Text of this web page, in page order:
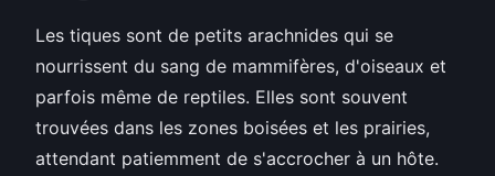
Les tiques sont de petits arachnides qui se
nourrissent du sang de mammifères, d'oiseaux et
parfois même de reptiles. Elles sont souvent
trouvées dans les zones boisées et les prairies,
attendant patiemment de s'accrocher à un hôte.